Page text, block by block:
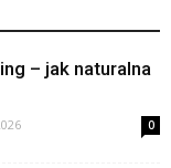
– jak naturalna
0